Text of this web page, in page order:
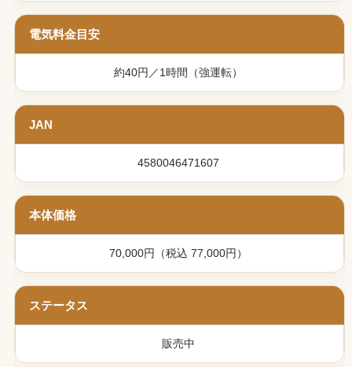
電気料金目安
約40円／1時間（強運転）
JAN
4580046471607
本体価格
70,000円（税込 77,000円）
ステータス
販売中